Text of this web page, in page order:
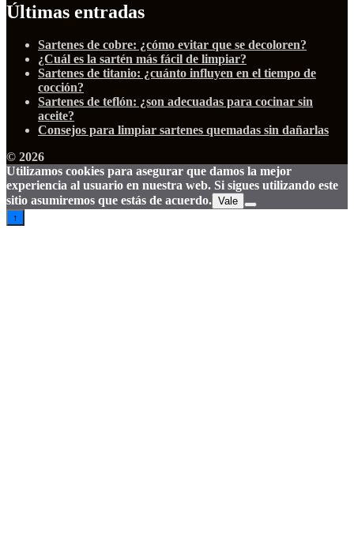
Últimas entradas
Sartenes de cobre: ¿cómo evitar que se decoloren?
¿Cuál es la sartén más fácil de limpiar?
Sartenes de titanio: ¿cuánto influyen en el tiempo de
cocción?
Sartenes de teflón: ¿son adecuadas para cocinar sin
aceite?
Consejos para limpiar sartenes quemadas sin dañarlas
© 2026
Utilizamos cookies para asegurar que damos la mejor
experiencia al usuario en nuestra web. Si sigues utilizando este
sitio asumiremos que estás de acuerdo. Vale
↑